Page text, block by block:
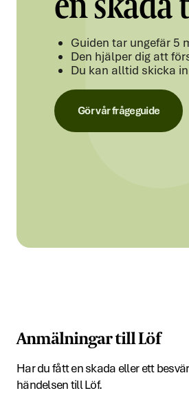
Guiden tar ungefär 5
Den hjälper dig att
Du kan alltid skicka
Gör vår frågeguide
Anmälningar till Löf
Har du fått en skada eller ett
händelsen till Löf.